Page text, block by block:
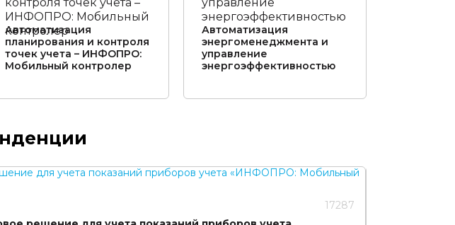
Автоматизация
планирования и контроля
точек учета – ИНФОПРО:
Мобильный контролер
Автоматизация
энергоменеджмента и
управление
энергоэффективностью
17287